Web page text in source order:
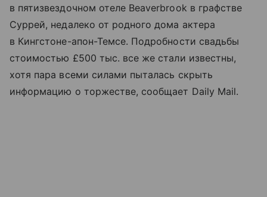
в пятизвездочном отеле Beaverbrook в графстве
Суррей, недалеко от родного дома актера
в Кингстоне-апон-Темсе. Подробности свадьбы
стоимостью £500 тыс. все же стали известны,
хотя пара всеми силами пыталась скрыть
информацию о торжестве, сообщает Daily Mail.